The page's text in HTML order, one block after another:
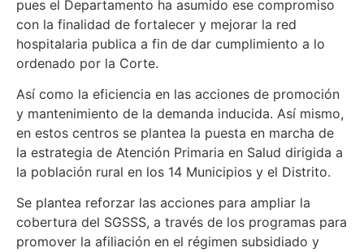
pues el Departamento ha asumido ese compromiso
con la finalidad de fortalecer y mejorar la red
hospitalaria publica a fin de dar cumplimiento a lo
ordenado por la Corte.
Así como la eficiencia en las acciones de promoción
y mantenimiento de la demanda inducida. Así mismo,
en estos centros se plantea la puesta en marcha de
la estrategia de Atención Primaria en Salud dirigida a
la población rural en los 14 Municipios y el Distrito.
Se plantea reforzar las acciones para ampliar la
cobertura del SGSSS, a través de los programas para
promover la afiliación en el régimen subsidiado y